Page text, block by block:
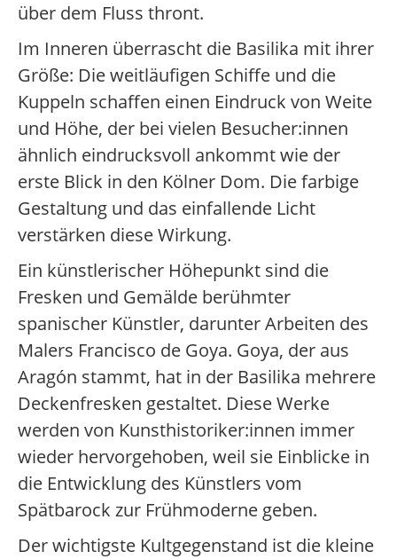
über dem Fluss thront.
Im Inneren überrascht die Basilika mit ihrer
Größe: Die weitläufigen Schiffe und die
Kuppeln schaffen einen Eindruck von Weite
und Höhe, der bei vielen Besucher:innen
ähnlich eindrucksvoll ankommt wie der
erste Blick in den Kölner Dom. Die farbige
Gestaltung und das einfallende Licht
verstärken diese Wirkung.
Ein künstlerischer Höhepunkt sind die
Fresken und Gemälde berühmter
spanischer Künstler, darunter Arbeiten des
Malers Francisco de Goya. Goya, der aus
Aragón stammt, hat in der Basilika mehrere
Deckenfresken gestaltet. Diese Werke
werden von Kunsthistoriker:innen immer
wieder hervorgehoben, weil sie Einblicke in
die Entwicklung des Künstlers vom
Spätbarock zur Frühmoderne geben.
Der wichtigste Kultgegenstand ist die kleine